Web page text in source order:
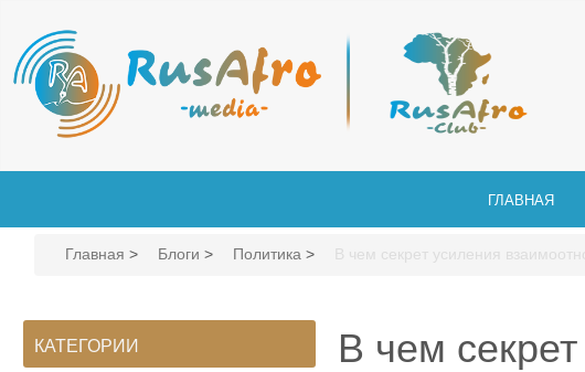
ГЛАВНАЯ
Главная > Блоги > Политика > В чем секрет усиления
КАТЕГОРИИ
В чем